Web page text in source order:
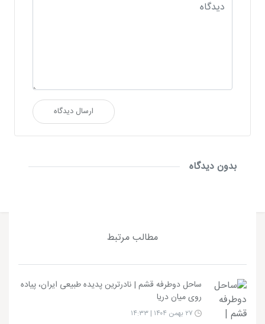
ارسال دیدگاه
بدون دیدگاه
مطالب مرتبط
ساحل دوطرفه قشم | نادرترین پدیده طبیعی ایران، پیاده
روی میان دریا